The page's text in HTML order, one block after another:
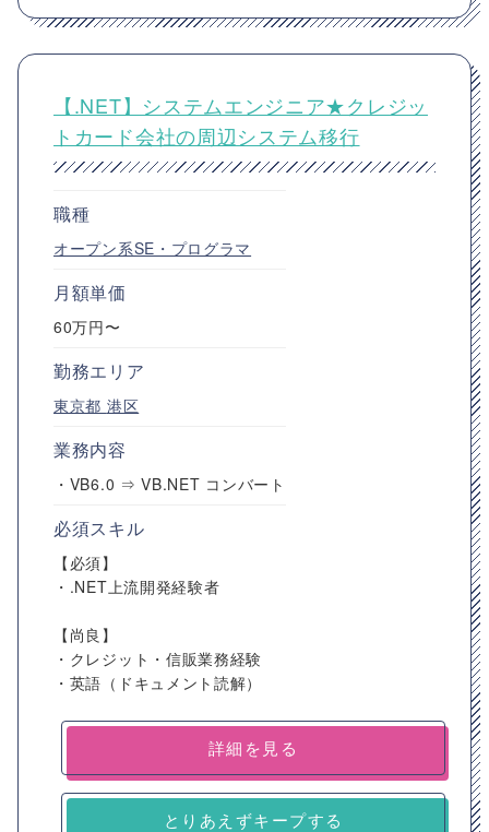
【.NET】システムエンジニア★クレジッ
トカード会社の周辺システム移行
職種
オープン系SE・プログラマ
月額単価
60万円〜
勤務エリア
東京都 港区
業務内容
・VB6.0 ⇒ VB.NET コンバート
必須スキル
【必須】
・.NET上流開発経験者
【尚良】
・クレジット・信販業務経験
・英語（ドキュメント読解）
詳細を見る
とりあえずキープする